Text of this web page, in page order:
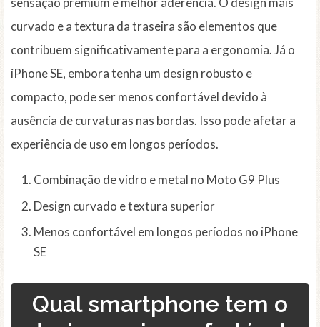
curvado e a textura da traseira são elementos que
contribuem significativamente para a ergonomia. Já o
iPhone SE, embora tenha um design robusto e
compacto, pode ser menos confortável devido à
ausência de curvaturas nas bordas. Isso pode afetar a
experiência de uso em longos períodos.
Combinação de vidro e metal no Moto G9 Plus
Design curvado e textura superior
Menos confortável em longos períodos no iPhone
SE
Qual smartphone tem o